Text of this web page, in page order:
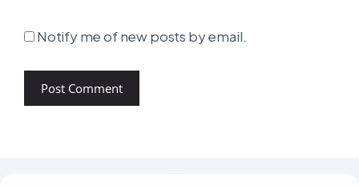
Notify me of new posts by email.